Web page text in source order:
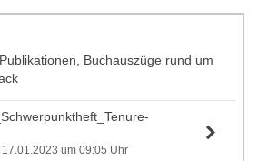
bestehen die meisten Workshops
Die Teilnahme an den
Broschüre.
Buchauszüge rund um
um 09:05 Uhr